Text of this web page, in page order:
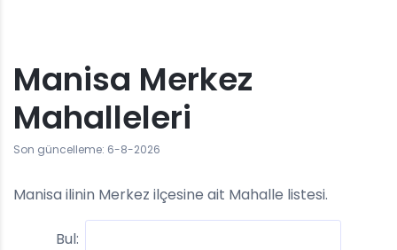
Manisa Merkez
Mahalleleri
Son güncelleme: 6-8-2026
Manisa ilinin Merkez ilçesine ait Mahalle listesi.
Bul: